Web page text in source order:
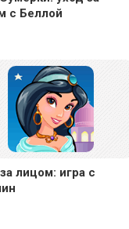
с Беллой
лицом: игра с